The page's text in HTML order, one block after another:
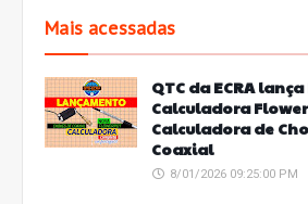
Mais acessadas
QTC da ECRA
Calculadora
Calculadora de
Coaxial
8/01/2026 09:25:00 PM